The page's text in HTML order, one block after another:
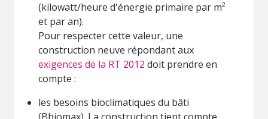
(kilowatt/heure d'énergie primaire par m²
et par an).
Pour respecter cette valeur, une
construction neuve répondant aux
exigences de la RT 2012 doit prendre en
compte :
les besoins bioclimatiques du bâti
(Bbiomax). La construction tient compte